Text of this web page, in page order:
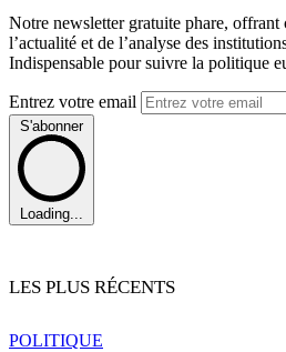
Notre newsletter gratuite phare, offrant
l’actualité et de l’analyse des
Indispensable pour suivre la politique
Entrez votre email
S'abonner
Loading...
LES PLUS RÉCENTS
POLITIQUE